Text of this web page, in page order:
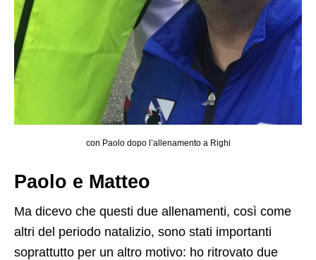
con Paolo dopo l’allenamento a Righi
Paolo e Matteo
Ma dicevo che questi due allenamenti, così come
altri del periodo natalizio, sono stati importanti
soprattutto per un altro motivo: ho ritrovato due